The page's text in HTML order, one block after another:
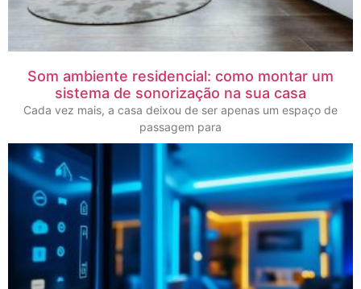
Som ambiente residencial: como montar um
sistema de sonorização na sua casa
Cada vez mais, a casa deixou de ser apenas um espaço de
passagem para